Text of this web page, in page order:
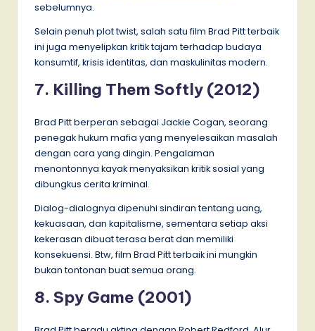
sebelumnya.
Selain penuh plot twist, salah satu film Brad Pitt terbaik
ini juga menyelipkan kritik tajam terhadap budaya
konsumtif, krisis identitas, dan maskulinitas modern.
7. Killing Them Softly (2012)
Brad Pitt berperan sebagai Jackie Cogan, seorang
penegak hukum mafia yang menyelesaikan masalah
dengan cara yang dingin. Pengalaman
menontonnya kayak menyaksikan kritik sosial yang
dibungkus cerita kriminal.
Dialog-dialognya dipenuhi sindiran tentang uang,
kekuasaan, dan kapitalisme, sementara setiap aksi
kekerasan dibuat terasa berat dan memiliki
konsekuensi. Btw, film Brad Pitt terbaik ini mungkin
bukan tontonan buat semua orang.
8. Spy Game (2001)